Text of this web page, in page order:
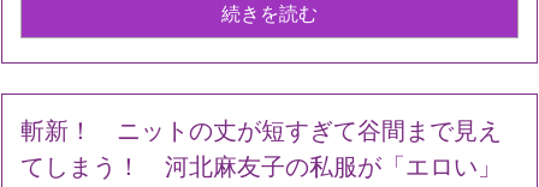
続きを読む
斬新！ ニットの丈が短すぎて谷間まで見え
てしまう！ 河北麻友子の私服が「エロい」